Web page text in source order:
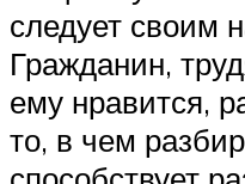
следует своим
Гражданин,
ему нравится,
то, в чем